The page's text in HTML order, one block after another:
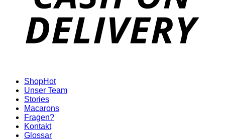
Shop
Unser Team
Stories
Macarons
Fragen?
Kontakt
Glossar